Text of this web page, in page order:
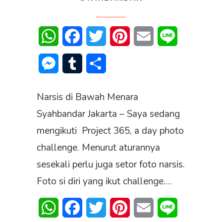
WhatsAppFacebookTwitter PinterestEmail
Messenger
Tumblr
Narsis di Bawah Menara
Syahbandar Jakarta – Saya sedang
mengikuti Project 365, a day photo
challenge. Menurut aturannya
sesekali perlu juga setor foto narsis.
Foto si diri yang ikut challenge.…
WhatsAppFacebookTwitter PinterestEmail